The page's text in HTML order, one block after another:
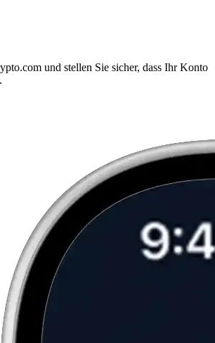
und stellen Sie sicher, dass Ihr Konto